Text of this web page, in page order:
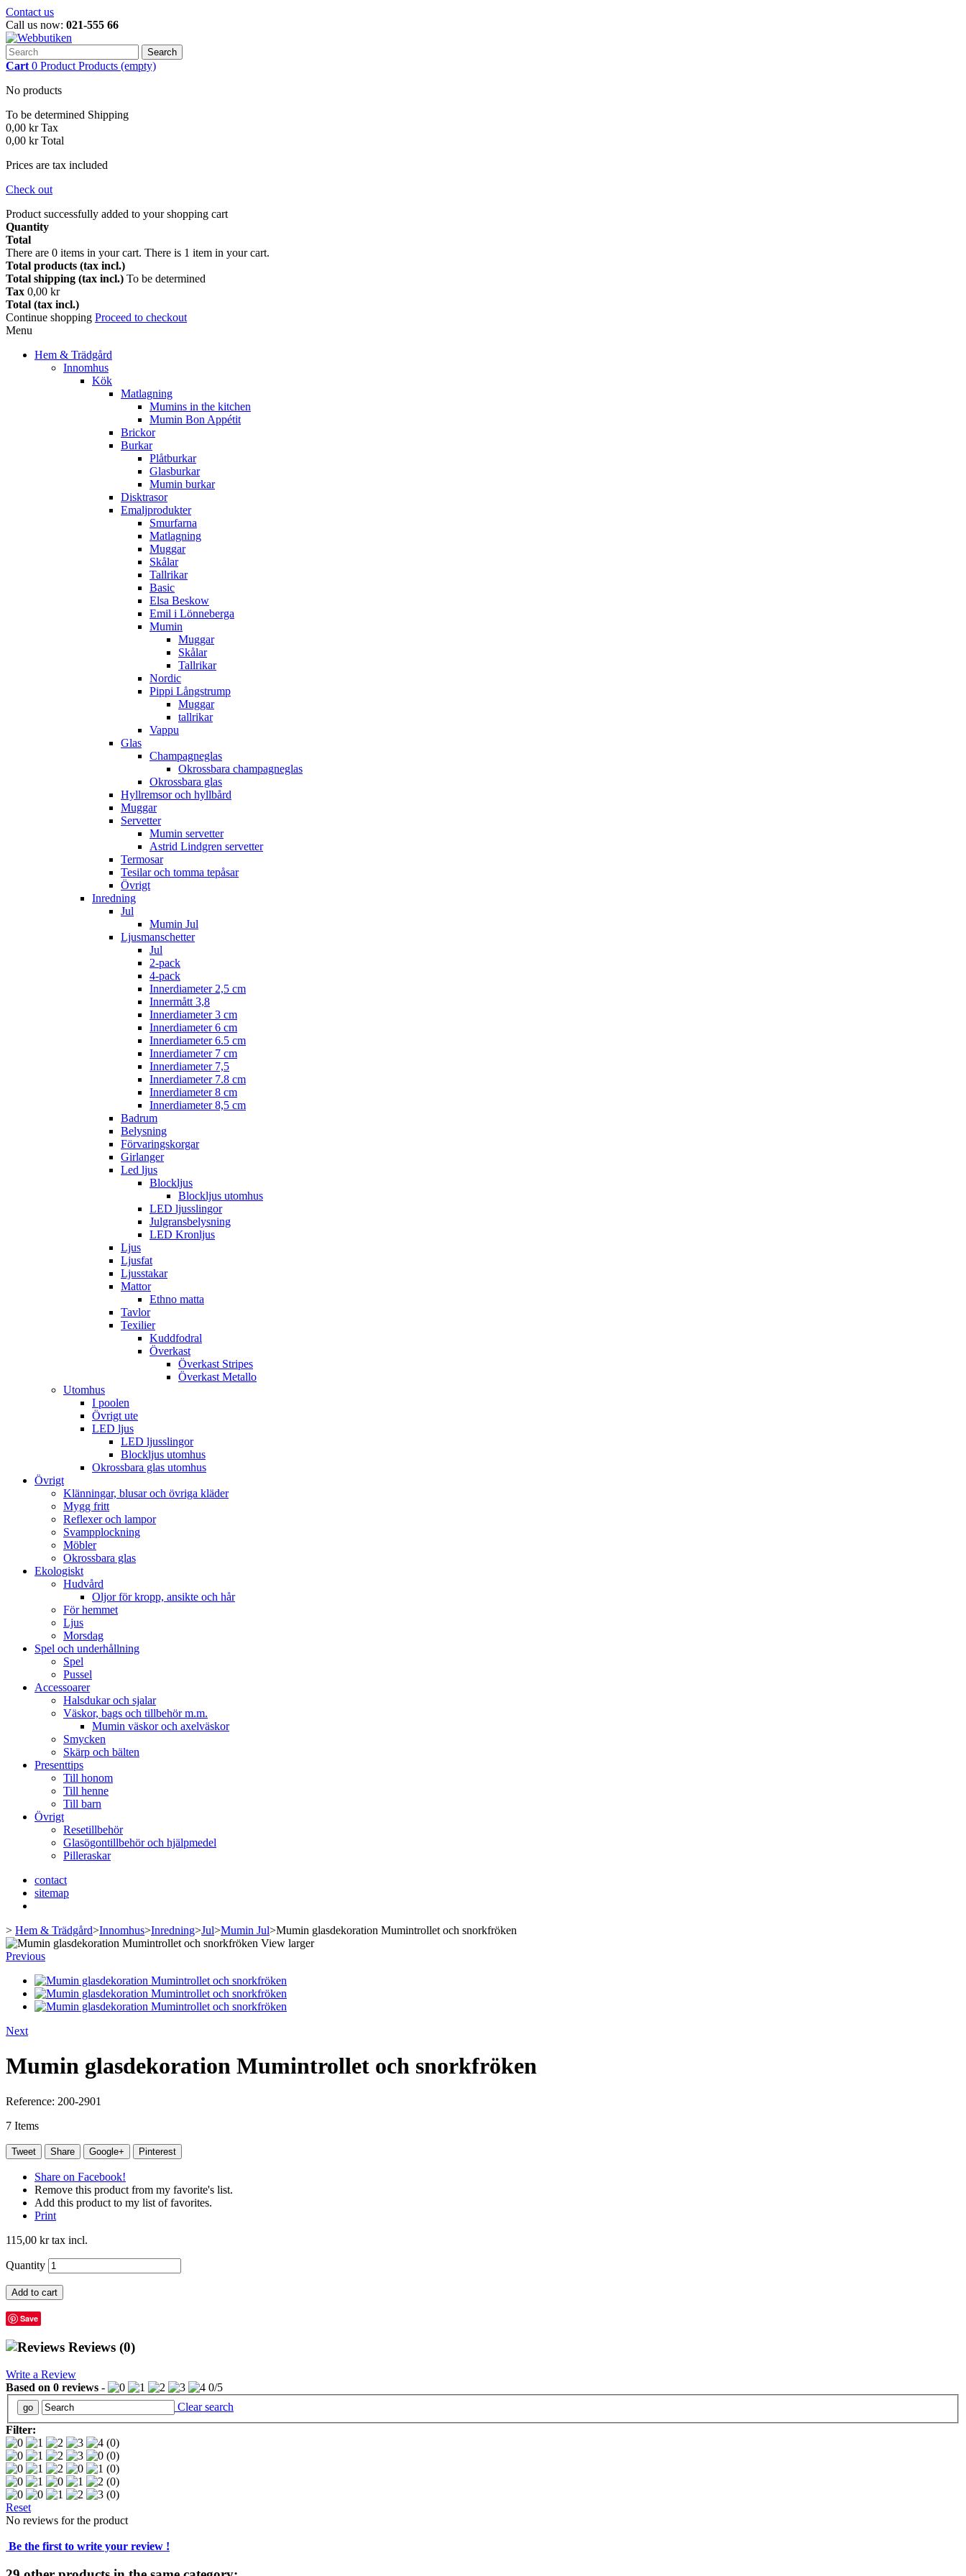
Contact us
Call us now: 021-555 66
Search
Cart 0 Product Products (empty)
No products
To be determined Shipping
0,00 kr Tax
0,00 kr Total
Prices are tax included
Check out
Product successfully added to your shopping cart
Quantity
Total
There are 0 items in your cart. There is 1 item in your cart.
Total products (tax incl.)
Total shipping (tax incl.) To be determined
Tax 0,00 kr
Total (tax incl.)
Continue shopping Proceed to checkout
Menu
Hem & Trädgård
Innomhus
Kök
Matlagning
Mumins in the kitchen
Mumin Bon Appétit
Brickor
Burkar
Plåtburkar
Glasburkar
Mumin burkar
Disktrasor
Emaljprodukter
Smurfarna
Matlagning
Muggar
Skålar
Tallrikar
Basic
Elsa Beskow
Emil i Lönneberga
Mumin
Muggar
Skålar
Tallrikar
Nordic
Pippi Långstrump
Muggar
tallrikar
Vappu
Glas
Champagneglas
Okrossbara champagneglas
Okrossbara glas
Hyllremsor och hyllbård
Muggar
Servetter
Mumin servetter
Astrid Lindgren servetter
Termosar
Tesilar och tomma tepåsar
Övrigt
Inredning
Jul
Mumin Jul
Ljusmanschetter
Jul
2-pack
4-pack
Innerdiameter 2,5 cm
Innermått 3,8
Innerdiameter 3 cm
Innerdiameter 6 cm
Innerdiameter 6.5 cm
Innerdiameter 7 cm
Innerdiameter 7,5
Innerdiameter 7.8 cm
Innerdiameter 8 cm
Innerdiameter 8,5 cm
Badrum
Belysning
Förvaringskorgar
Girlanger
Led ljus
Blockljus
Blockljus utomhus
LED ljusslingor
Julgransbelysning
LED Kronljus
Ljus
Ljusfat
Ljusstakar
Mattor
Ethno matta
Tavlor
Texilier
Kuddfodral
Överkast
Överkast Stripes
Överkast Metallo
Utomhus
I poolen
Övrigt ute
LED ljus
LED ljusslingor
Blockljus utomhus
Okrossbara glas utomhus
Övrigt
Klänningar, blusar och övriga kläder
Mygg fritt
Reflexer och lampor
Svampplockning
Möbler
Okrossbara glas
Ekologiskt
Hudvård
Oljor för kropp, ansikte och hår
För hemmet
Ljus
Morsdag
Spel och underhållning
Spel
Pussel
Accessoarer
Halsdukar och sjalar
Väskor, bags och tillbehör m.m.
Mumin väskor och axelväskor
Smycken
Skärp och bälten
Presenttips
Till honom
Till henne
Till barn
Övrigt
Resetillbehör
Glasögontillbehör och hjälpmedel
Pilleraskar
contact
sitemap
> Hem & Trädgård>Innomhus>Inredning>Jul>Mumin Jul>Mumin glasdekoration Mumintrollet och snorkfröken
View larger
Previous
Next
Mumin glasdekoration Mumintrollet och snorkfröken
Reference: 200-2901
7 Items
Tweet Share Google+ Pinterest
Share on Facebook!
Remove this product from my favorite's list.
Add this product to my list of favorites.
Print
115,00 krtax incl.
Quantity
Add to cart
Save
Reviews (0)
Write a Review
Based on 0 reviews - 0/5
Clear search
Filter:
(0)
(0)
(0)
(0)
(0)
Reset
No reviews for the product
Be the first to write your review !